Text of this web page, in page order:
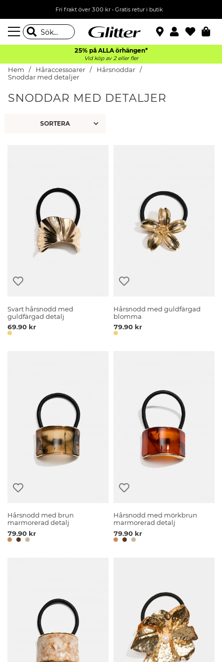
Fri frakt över 300 kr• Gratis retur i butik
25% på ALLA örhängen*
Vid köp av 2 eller fler
Hem Håraccessoarer
Hårsnoddar
Snoddar med detaljer
SNODDAR MED DETALJER
Svart hårsnodd med
guldfärgad detalj
69.90 kr
Hårsnodd med guldfärgad
blomma
79.90 kr
Hårsnodd med brun
marmorerad detalj
79.90 kr
Hårsnodd med mörkbrun
marmorerad detalj
79.90 kr